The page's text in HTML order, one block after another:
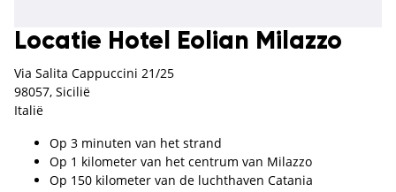
Locatie Hotel Eolian Milazzo
Via Salita Cappuccini 21/25
98057, Sicilië
Italië
Op 3 minuten van het strand
Op 1 kilometer van het centrum van Milazzo
Op 150 kilometer van de luchthaven Catania